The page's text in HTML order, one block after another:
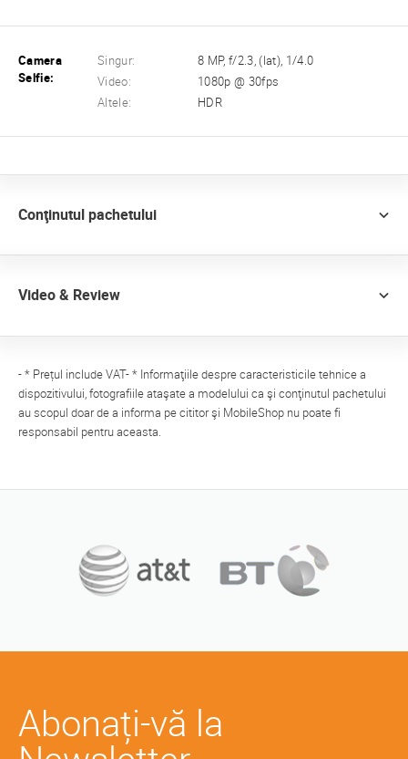
Camera
Selfie:
Singur:
8 MP, f/2.3, (lat), 1/4.0
Video:
1080p @ 30fps
Altele:
HDR
Conţinutul pachetului
Video & Review
- * Prețul include VAT- * Informaţiile despre caracteristicile tehnice a
dispozitivului, fotografiile ataşate a modelului ca şi conţinutul pachetului
au scopul doar de a informa pe cititor şi MobileShop nu poate fi
responsabil pentru aceasta.
Abonați-vă la